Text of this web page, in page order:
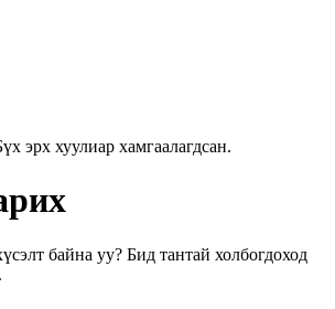
эрх хуулиар хамгаалагдсан.
байна уу? Бид тантай холбогдоход